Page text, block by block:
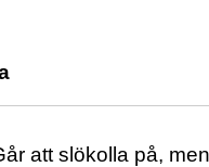
att slökolla på,